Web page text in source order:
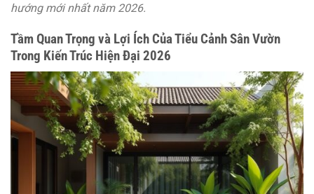
hướng mới nhất năm 2026.
Tầm Quan Trọng và Lợi Ích Của Tiểu Cảnh Sân Vườn
Trong Kiến Trúc Hiện Đại 2026